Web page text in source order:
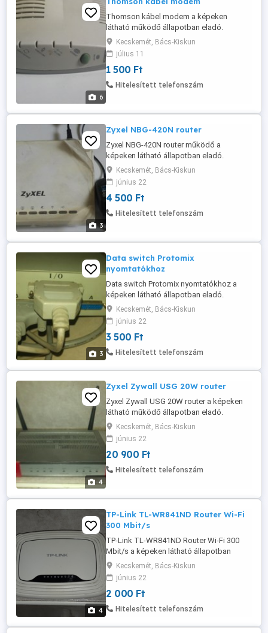
6
Thomson kábel modem a képeken
látható működő állapotban eladó.
Adaptert külön tudok hozzá adni. Az ár
1db-ra vonatkozik.
Kecskemét, Bács-Kiskun
július 11
1 500 Ft
Hitelesített telefonszám
3
Zyxel NBG-420N router
Zyxel NBG-420N router működő a
képeken látható állapotban eladó.
Kecskemét, Bács-Kiskun
június 22
4 500 Ft
Hitelesített telefonszám
3
Data switch Protomix
nyomtatókhoz
Data switch Protomix nyomtatókhoz a
képeken látható állapotban eladó.
Kecskemét, Bács-Kiskun
június 22
3 500 Ft
Hitelesített telefonszám
4
Zyxel Zywall USG 20W router
Zyxel Zywall USG 20W router a képeken
látható működő állapotban eladó.
Adapter nélkül, de ki tudjuk próbálni!
Kecskemét, Bács-Kiskun
június 22
20 900 Ft
Hitelesített telefonszám
4
TP-Link TL-WR841ND Router Wi-Fi
300 Mbit/s
TP-Link TL-WR841ND Router Wi-Fi 300
Mbit/s a képeken látható állapotban
eladó. Bekapcsol, táp és antenna nincs
hozzá.
Kecskemét, Bács-Kiskun
június 22
2 000 Ft
Hitelesített telefonszám